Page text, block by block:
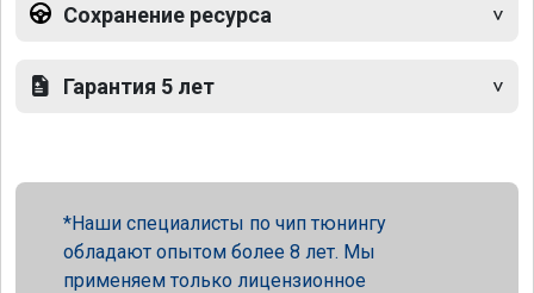
Сохранение ресурса
Гарантия 5 лет
Наши специалисты по чип тюнингу
обладают опытом более 8 лет. Мы
применяем только лицензионное